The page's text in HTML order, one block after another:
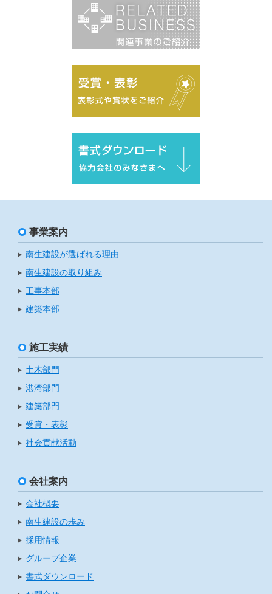
事業案内
南生建設が選ばれる理由
南生建設の取り組み
工事本部
建築本部
施工実績
土木部門
港湾部門
建築部門
受賞・表彰
社会貢献活動
会社案内
会社概要
南生建設の歩み
採用情報
グループ企業
書式ダウンロード